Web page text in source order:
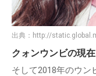
出典： http://
クォンウンビの現在
そして2018年のウン